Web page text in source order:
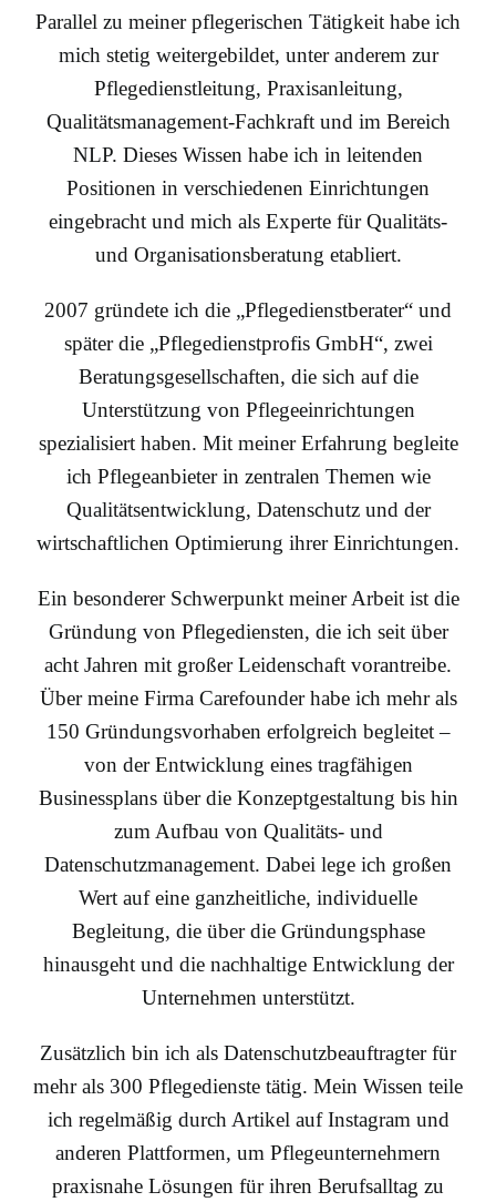
Parallel zu meiner pflegerischen Tätigkeit habe ich
mich stetig weitergebildet, unter anderem zur
Pflegedienstleitung, Praxisanleitung,
Qualitätsmanagement-Fachkraft und im Bereich
NLP. Dieses Wissen habe ich in leitenden
Positionen in verschiedenen Einrichtungen
eingebracht und mich als Experte für Qualitäts-
und Organisationsberatung etabliert.
2007 gründete ich die „Pflegedienstberater“ und
später die „Pflegedienstprofis GmbH“, zwei
Beratungsgesellschaften, die sich auf die
Unterstützung von Pflegeeinrichtungen
spezialisiert haben. Mit meiner Erfahrung begleite
ich Pflegeanbieter in zentralen Themen wie
Qualitätsentwicklung, Datenschutz und der
wirtschaftlichen Optimierung ihrer Einrichtungen.
Ein besonderer Schwerpunkt meiner Arbeit ist die
Gründung von Pflegediensten, die ich seit über
acht Jahren mit großer Leidenschaft vorantreibe.
Über meine Firma Carefounder habe ich mehr als
150 Gründungsvorhaben erfolgreich begleitet –
von der Entwicklung eines tragfähigen
Businessplans über die Konzeptgestaltung bis hin
zum Aufbau von Qualitäts- und
Datenschutzmanagement. Dabei lege ich großen
Wert auf eine ganzheitliche, individuelle
Begleitung, die über die Gründungsphase
hinausgeht und die nachhaltige Entwicklung der
Unternehmen unterstützt.
Zusätzlich bin ich als Datenschutzbeauftragter für
mehr als 300 Pflegedienste tätig. Mein Wissen teile
ich regelmäßig durch Artikel auf Instagram und
anderen Plattformen, um Pflegeunternehmern
praxisnahe Lösungen für ihren Berufsalltag zu